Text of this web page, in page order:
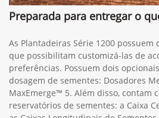
Preparada para entregar o
As Plantadeiras Série 1200
que possibilitam customizá-las de
preferências. Possuem dois
dosagem de sementes: Dosadores
MaxEmerge™ 5. Além disso, contam
reservatórios de sementes: a Caixa